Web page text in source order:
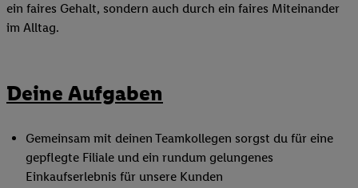
ein faires Gehalt, sondern auch durch ein faires Miteinander
im Alltag.
Deine Aufgaben
Gemeinsam mit deinen Teamkollegen sorgst du für eine
gepflegte Filiale und ein rundum gelungenes
Einkaufserlebnis für unsere Kunden